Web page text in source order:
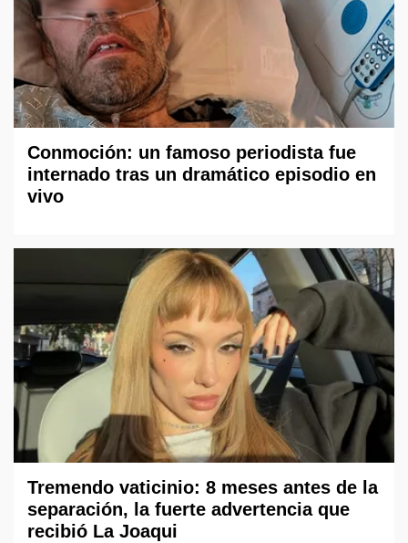
Conmoción: un famoso periodista fue
internado tras un dramático episodio en
vivo
Tremendo vaticinio: 8 meses antes de la
separación, la fuerte advertencia que
recibió La Joaqui